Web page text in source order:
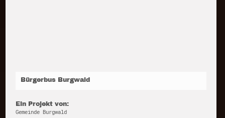
Bürgerbus Burgwald
Ein Projekt von:
Gemeinde Burgwald